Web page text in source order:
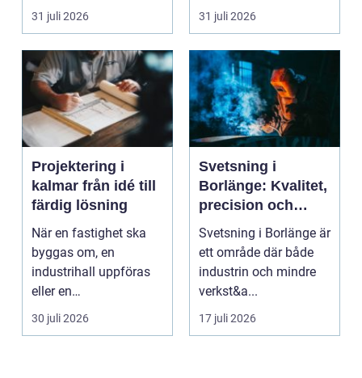
bostäder, broar,...
31 juli 2026
typer av av...
31 juli 2026
Projektering i
kalmar från idé till
färdig lösning
När en fastighet ska
byggas om, en
industrihall uppföras
eller en
lantbruksanläggning
moderniseras ä...
30 juli 2026
Svetsning i
Borlänge: Kvalitet,
precision och
hållbara
konstruktioner
Svetsning i Borlänge är
ett område där både
industrin och mindre
verkst&a...
17 juli 2026